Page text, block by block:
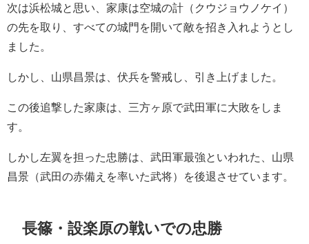
次は浜松城と思い、家康は空城の計（クウジョウノケイ）
の先を取り、すべての城門を開いて敵を招き入れようとし
ました。
しかし、山県昌景は、伏兵を警戒し、引き上げました。
この後追撃した家康は、三方ヶ原で武田軍に大敗をしま
す。
しかし左翼を担った忠勝は、武田軍最強といわれた、山県
昌景（武田の赤備えを率いた武将）を後退させています。
長篠・設楽原の戦いでの忠勝